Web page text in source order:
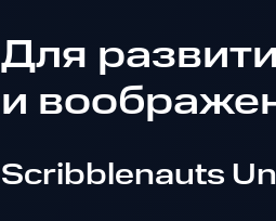
Для
и
Scribblenauts